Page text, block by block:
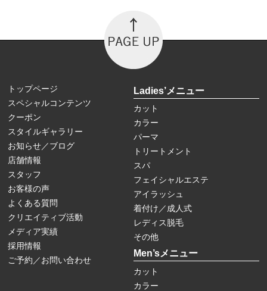
トップページ
スペシャルコンテンツ
クーポン
スタイルギャラリー
お知らせ／ブログ
店舗情報
スタッフ
お客様の声
よくある質問
クリエイティブ活動
メディア実績
採用情報
ご予約／お問い合わせ
Ladies’メニュー
カット
カラー
パーマ
トリートメント
スパ
フェイシャルエステ
アイラッシュ
着付け／成人式
レディス脱毛
その他
Men’sメニュー
カット
カラー